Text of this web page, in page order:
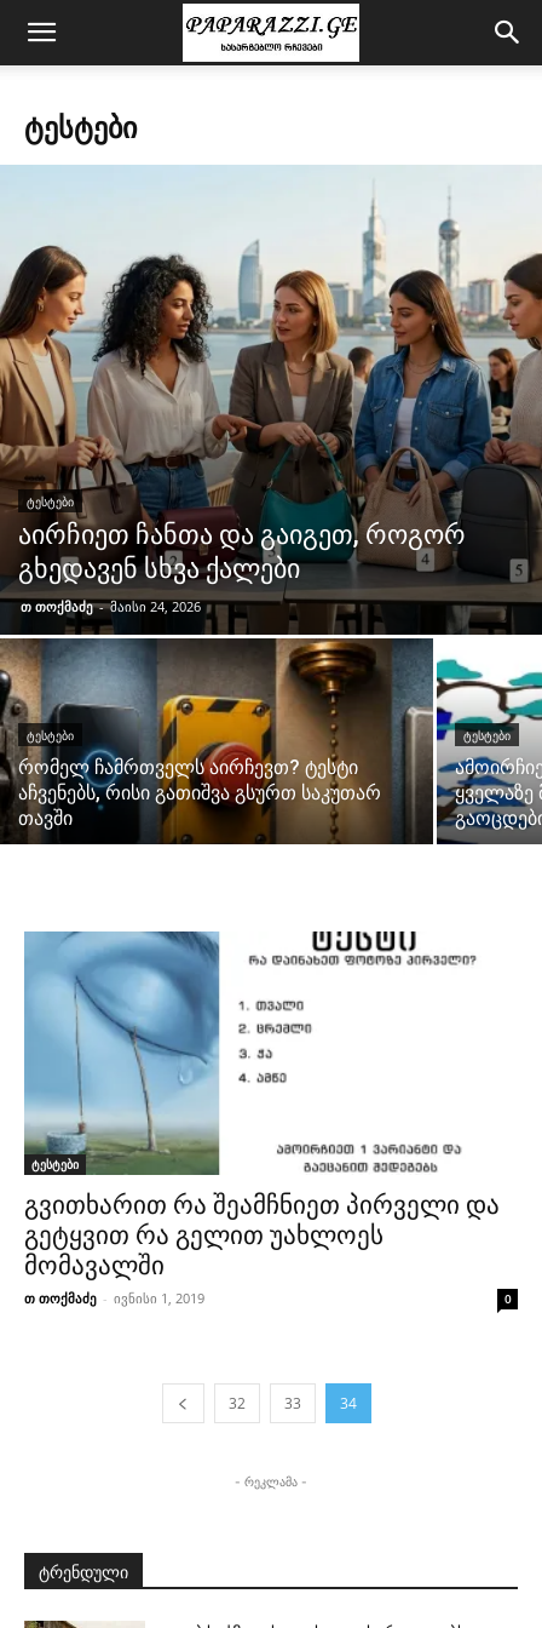
ᲢᲔᲡᲢᲔᲑᲘ
ᲢᲔᲡᲢᲔᲑᲘ
აირჩიეთ ჩანთა და გაიგეთ, როგორ
გხედავენ სხვა ქალები
თ თოქმაძე - მაისი 24, 2026
ᲢᲔᲡᲢᲔᲑᲘ
რომელ ჩამრთველს აირჩევთ? ტესტი
აჩვენებს, რისი გათიშვა გსურთ საკუთარ
თავში
ᲢᲔᲡᲢᲔᲑᲘ
ყველაზე
ტესტები
გვითხარით რა შეამჩნიეთ პირველი და
გეტყვით რა გელით უახლოეს
მომავალში
თ თოქმაძე - ივნისი 1, 2019 0
32 33 34
- რეკლამა -
ტრენდული